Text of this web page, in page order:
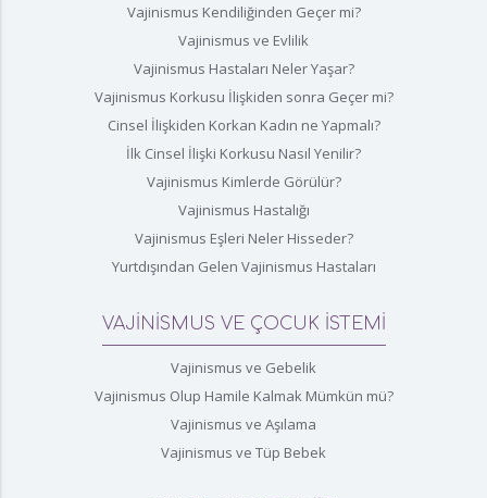
Vajinismus Kendiliğinden Geçer mi?
Vajinismus ve Evlilik
Vajinismus Hastaları Neler Yaşar?
Vajinismus Korkusu İlişkiden sonra Geçer mi?
Cinsel İlişkiden Korkan Kadın ne Yapmalı?
İlk Cinsel İlişki Korkusu Nasıl Yenilir?
Vajinismus Kimlerde Görülür?
Vajinismus Hastalığı
Vajinismus Eşleri Neler Hisseder?
Yurtdışından Gelen Vajinismus Hastaları
VAJİNİSMUS VE ÇOCUK İSTEMİ
Vajinismus ve Gebelik
Vajinismus Olup Hamile Kalmak Mümkün mü?
Vajinismus ve Aşılama
Vajinismus ve Tüp Bebek